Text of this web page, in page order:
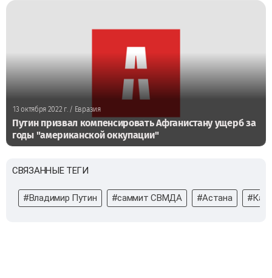
13 октября 2022 г./ Евразия
Путин призвал компенсировать Афганистану ущерб за
годы "американской оккупации"
СВЯЗАННЫЕ ТЕГИ
#Владимир Путин #саммит СВМДА #Астана